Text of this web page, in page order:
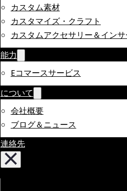
カスタム素材
カスタマイズ・クラフト
カスタムアクセサリー＆イン
能力
Eコマースサービス
について
会社概要
ブログ＆ニュース
連絡先